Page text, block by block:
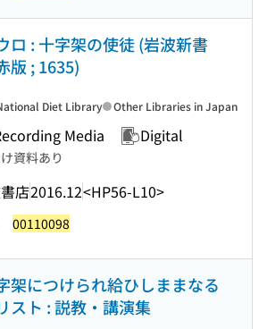
ロ : 十字架の使徒 (岩波新書
版 ; 1635)
Media Digital
資料あり
店2016.12<HP56-L10>
Diet Library Other Libraries in Japan
00110098
架につけられ給ひしままなる
スト : 説教・講演集